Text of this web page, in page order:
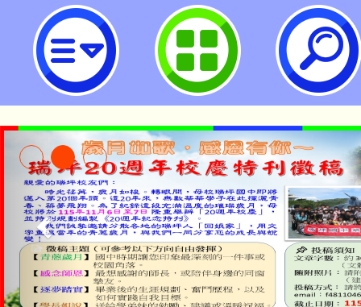
主旨：本公司訂於113年12月19日
於臺北市國立臺灣科學教育館7樓
《史前巨獸泰坦恐龍展》特展，敬
長踴躍參與，作為規劃校外教學及
考，請查照。-桃園市立瑞坪國民中
公告本校115學年度第